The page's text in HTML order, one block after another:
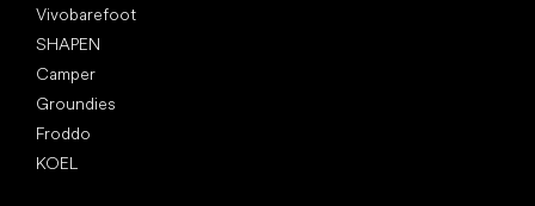
Vivobarefoot
SHAPEN
Camper
Groundies
Froddo
KOEL